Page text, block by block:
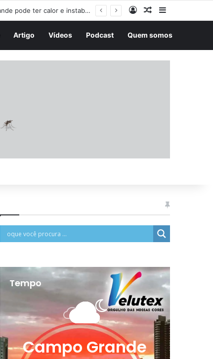
Sábado terá contrastes no tempo nos principais aeroportos do Brasil; Campo Grande pode ter calor e instabilidade EntrarArtigo aleatório
Artigo Vídeos Podcast Quem somos
Tempo
Campo Grande